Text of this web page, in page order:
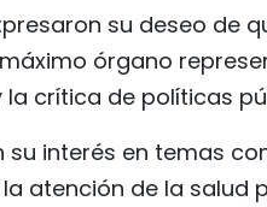
su deseo de
órgano
la crítica de políticas
su interés en temas
atención de la salud